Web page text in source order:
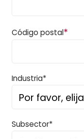
Código postal*
Industria*
Subsector*